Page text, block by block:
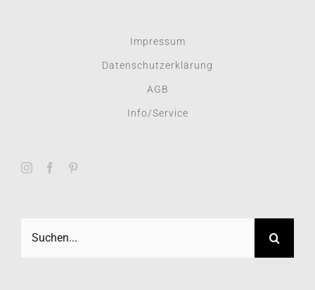
Impressum
Datenschutzerklärung
AGB
Info/Service
nach: